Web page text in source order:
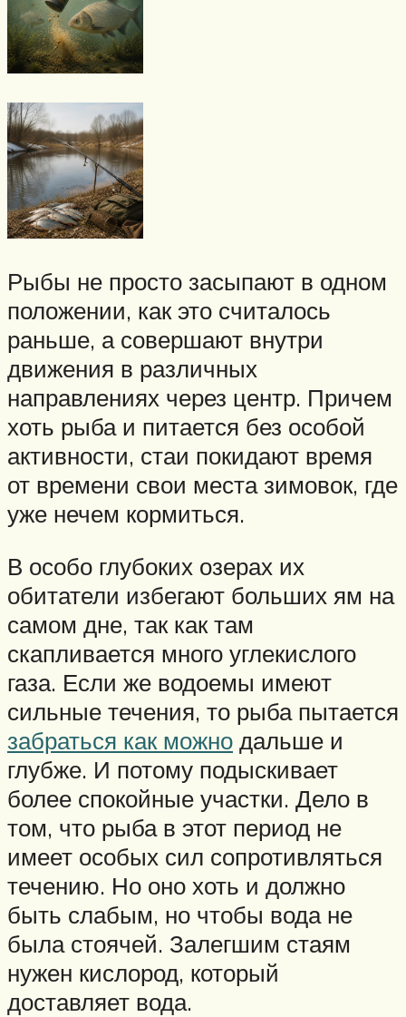
Рыбы не просто засыпают в одном
положении, как это считалось
раньше, а совершают внутри
движения в различных
направлениях через центр. Причем
хоть рыба и питается без особой
активности, стаи покидают время
от времени свои места зимовок, где
уже нечем кормиться.
В особо глубоких озерах их
обитатели избегают больших ям на
самом дне, так как там
скапливается много углекислого
газа. Если же водоемы имеют
сильные течения, то рыба пытается
забраться как можно дальше и
глубже. И потому подыскивает
более спокойные участки. Дело в
том, что рыба в этот период не
имеет особых сил сопротивляться
течению. Но оно хоть и должно
быть слабым, но чтобы вода не
была стоячей. Залегшим стаям
нужен кислород, который
доставляет вода.